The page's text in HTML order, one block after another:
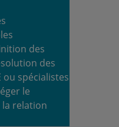
des
des
ou spécialistes
le
relation